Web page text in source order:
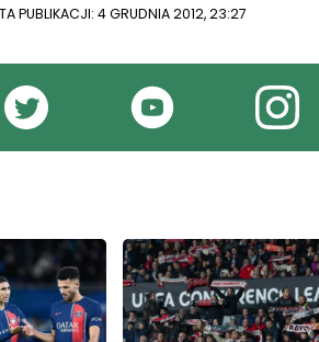
PUBLIKACJI: 4 GRUDNIA 2012, 23:27